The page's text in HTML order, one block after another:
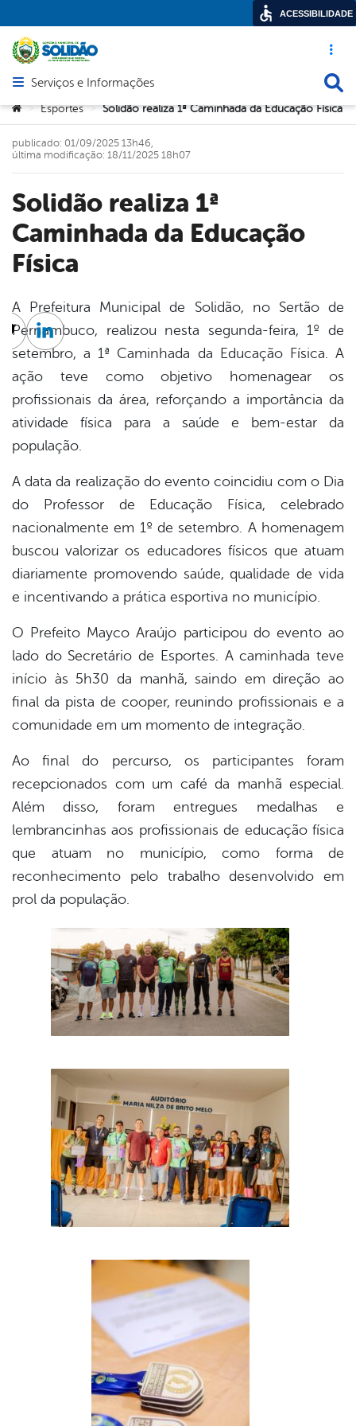
Acesso
Abrir menu principal de navegação
Serviços e Informações
Você está aqui:
> Esportes > Solidão realiza 1ª Caminhada da Educação Física
Solidão realiza 1ª
Caminhada da Educação
Física
publicado: 01/09/2025 13h46,
última modificação: 18/11/2025 18h07
A Prefeitura Municipal de Solidão, no Sertão de
Pernambuco, realizou nesta segunda-feira, 1º de
setembro, a 1ª Caminhada da Educação Física. A
ação teve como objetivo homenagear os
profissionais da área, reforçando a importância da
atividade física para a saúde e bem-estar da
população.
A data da realização do evento coincidiu com o Dia
do Professor de Educação Física, celebrado
nacionalmente em 1º de setembro. A homenagem
buscou valorizar os educadores físicos que atuam
diariamente promovendo saúde, qualidade de vida
e incentivando a prática esportiva no município.
O Prefeito Mayco Araújo participou do evento ao
lado do Secretário de Esportes. A caminhada teve
início às 5h30 da manhã, saindo em direção ao
final da pista de cooper, reunindo profissionais e a
comunidade em um momento de integração.
Ao final do percurso, os participantes foram
recepcionados com um café da manhã especial.
Além disso, foram entregues medalhas e
lembrancinhas aos profissionais de educação física
que atuam no município, como forma de
reconhecimento pelo trabalho desenvolvido em
prol da população.
TwitterLinkedin
ACESSIBILIDADE